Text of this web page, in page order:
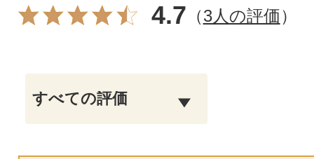
4.7 （3人の評価）